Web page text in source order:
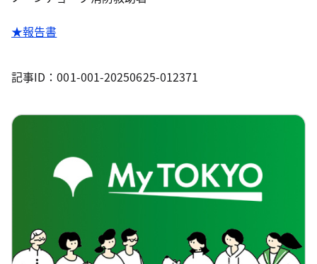
★報告書
記事ID：001-001-20250625-012371